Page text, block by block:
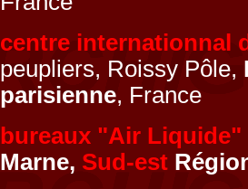
centre internationnal
peupliers, Roissy Pôle,
parisienne, France
bureaux "Air Liquide"
Marne, Sud-est